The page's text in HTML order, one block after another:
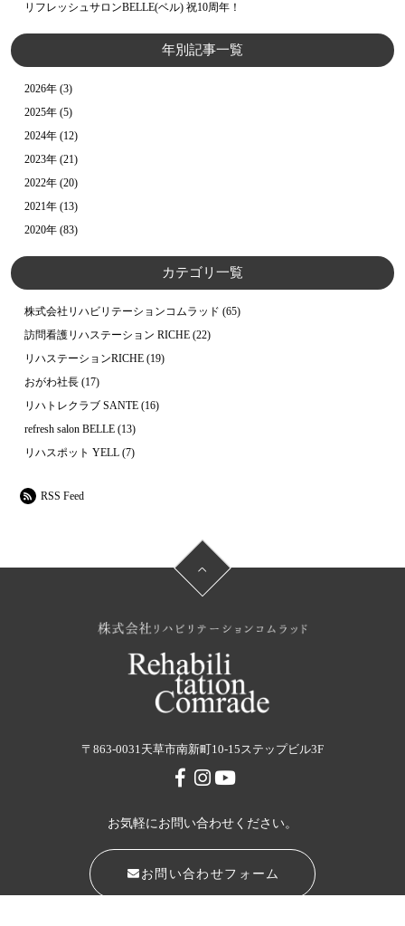
リフレッシュサロンBELLE(ベル) 祝10周年！
年別記事一覧
2026年(3)
2025年(5)
2024年(12)
2023年(21)
2022年(20)
2021年(13)
2020年(83)
カテゴリ一覧
株式会社リハビリテーションコムラッド (65)
訪問看護リハステーション RICHE(22)
リハステーションRICHE(19)
おがわ社長(17)
リハトレクラブ SANTE(16)
refresh salon BELLE(13)
リハスポット YELL(7)
RSS Feed
〒863-0031 天草市南新町10-15ステップビル3F
お気軽にお問い合わせください。
お問い合わせフォーム